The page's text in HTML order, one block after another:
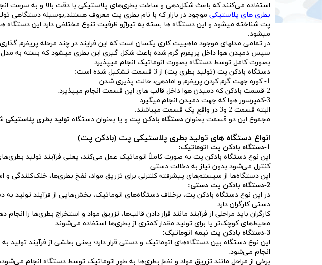
استفاده می‌کنند که باعث شکل‌دهی و ساخت بطری‌های پلاستیکی با دقت بالا و به سرعت
بطری های پلاستیکی موجود در بازار که با نام بطری پت معروف هستند,بوسیله دستگاهی
پت شناخته میشود و این دستگاه ها بسته به تیراژو ظرفیت تنوع مختلفی دارد این
میشود.
در تمامی مدلهای موجود ماهییت کاری یکسان است که این فرایند در چند مرحله پریفرم
سپس دمیدن هوا داخل پریفرم گرم شده باعث شکل گیری این بطری میشود که بسته به مدل
بصورت کامل توسط دستگاه بصورت اتوماتیک انجام میپذیرد.
دستگاه بادکن پت (تولید بطری پت) از 3 قسمت تشکیل شده است:
1- کوره جهت گرم کردن پریفرم و امادهی، حالت پذیری شدن.
2-قسمت بادکن که دمیدن هوا داخل قالب های این قسمت انجام میپذیرد.
3-کمپرسور هوا که جهت دمیدن انجام میگیرد.
البته قسمت 2 و3 در واقع یک قسمت میباشند.
مجموع این دو قسمت بعنواندستگاه بادکن پت و یا بعنوان دستگاه تولید بطری پلاستیکی
انواع دستگاه های تولید بطری پلاستیکی پت (بادکن پت)
1-دستگاه بادکن پت اتوماتیک:
این نوع دستگاه بادکن پت به صورت کاملاً اتوماتیک عمل می‌کند، یعنی فرآیند تولید
کنترل می‌شود بدون نیاز به دخالت دستی.
این دستگاه‌ها از سیستم‌های پیشرفته کنترلی برای تزریق مواد، نفخ بطری‌ها، خنک‌کنندگی و
2-دستگاه بادکن پت دستی:
در این نوع دستگاه بادکن پت، برخلاف دستگاه‌های اتوماتیک، بخش‌هایی از فرآیند تولید
دستی کارگران دارد.
کارگران باید مراحلی از فرآیند مانند قرار دادن قالب‌ها، تزریق مواد و استخراج بطری‌ها را
محیط‌های کوچک‌تر یا برای تولید مقدار کمتری از بطری‌ها استفاده می‌شوند.
3-دستگاه بادکن پت نیمه اتوماتیک:
این نوع دستگاه بین دستگاه‌های اتوماتیک و دستی قرار دارد؛ یعنی بخشی از فرآیند
انجام می‌شود.
برخی از مراحل مانند تزریق مواد و نفخ بطری‌ها به طور اتوماتیک توسط دستگاه انجام